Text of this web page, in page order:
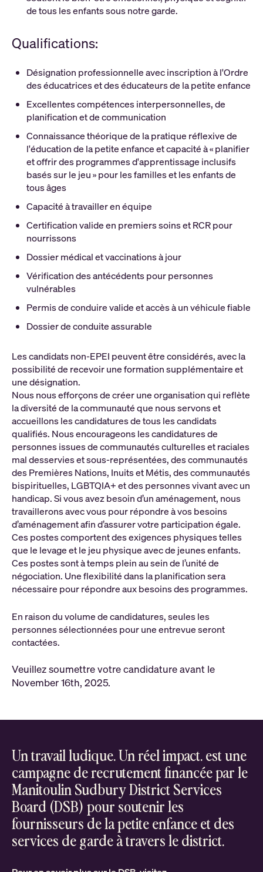
de tous les enfants sous notre garde.
Qualifications:
Désignation professionnelle avec inscription à l'Ordre
des éducatrices et des éducateurs de la petite enfance
Excellentes compétences interpersonnelles, de
planification et de communication
Connaissance théorique de la pratique réflexive de
l'éducation de la petite enfance et capacité à « planifier
et offrir des programmes d'apprentissage inclusifs
basés sur le jeu » pour les familles et les enfants de
tous âges
Capacité à travailler en équipe
Certification valide en premiers soins et RCR pour
nourrissons
Dossier médical et vaccinations à jour
Vérification des antécédents pour personnes
vulnérables
Permis de conduire valide et accès à un véhicule fiable
Dossier de conduite assurable
Les candidats non-EPEI peuvent être considérés, avec la
possibilité de recevoir une formation supplémentaire et
une désignation.
Nous nous efforçons de créer une organisation qui reflète
la diversité de la communauté que nous servons et
accueillons les candidatures de tous les candidats
qualifiés. Nous encourageons les candidatures de
personnes issues de communautés culturelles et raciales
mal desservies et sous-représentées, des communautés
des Premières Nations, Inuits et Métis, des communautés
bispirituelles, LGBTQIA+ et des personnes vivant avec un
handicap. Si vous avez besoin d’un aménagement, nous
travaillerons avec vous pour répondre à vos besoins
d’aménagement afin d’assurer votre participation égale.
Ces postes comportent des exigences physiques telles
que le levage et le jeu physique avec de jeunes enfants.
Ces postes sont à temps plein au sein de l’unité de
négociation. Une flexibilité dans la planification sera
nécessaire pour répondre aux besoins des programmes.
En raison du volume de candidatures, seules les
personnes sélectionnées pour une entrevue seront
contactées.
Veuillez soumettre votre candidature avant le
November 16th, 2025.
Un travail ludique. Un réel impact. est une
campagne de recrutement financée par le
Manitoulin Sudbury District Services
Board (DSB) pour soutenir les
fournisseurs de la petite enfance et des
services de garde à travers le district.